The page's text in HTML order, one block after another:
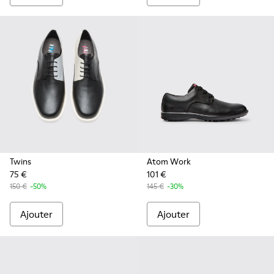
Twins
75 €
150 € -50%
Ajouter
Atom Work
101 €
145 € -30%
Ajouter